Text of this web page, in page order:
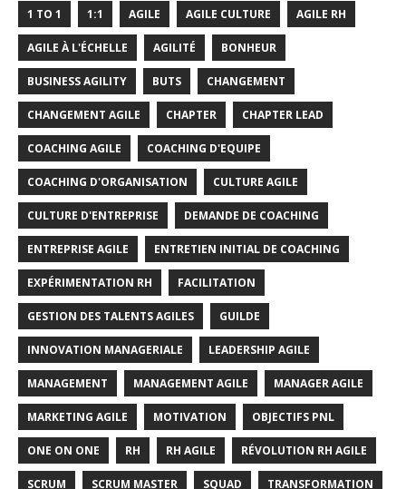
1 TO 1 1:1 AGILE AGILE CULTURE AGILE RH
AGILE À L'ÉCHELLE AGILITÉ BONHEUR
BUSINESS AGILITY BUTS CHANGEMENT
CHANGEMENT AGILE CHAPTER CHAPTER LEAD
COACHING AGILE COACHING D'EQUIPE
COACHING D'ORGANISATION CULTURE AGILE
CULTURE D'ENTREPRISE DEMANDE DE COACHING
ENTREPRISE AGILE ENTRETIEN INITIAL DE COACHING
EXPÉRIMENTATION RH FACILITATION
GESTION DES TALENTS AGILES GUILDE
INNOVATION MANAGERIALE LEADERSHIP AGILE
MANAGEMENT MANAGEMENT AGILE MANAGER AGILE
MARKETING AGILE MOTIVATION OBJECTIFS PNL
ONE ON ONE RH RH AGILE RÉVOLUTION RH AGILE
SCRUM SCRUM MASTER SQUAD TRANSFORMATION